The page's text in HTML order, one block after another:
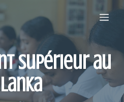
supérieur au